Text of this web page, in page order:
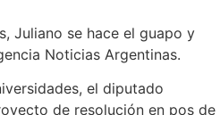
Juliano se hace el guapo y
Noticias Argentinas.
el diputado
de resolución en pos de